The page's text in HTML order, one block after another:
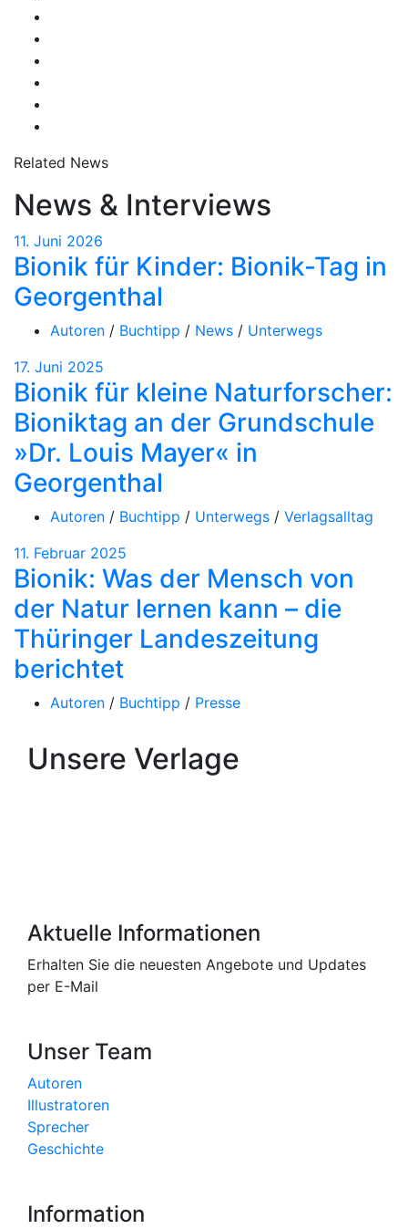
Related News
News & Interviews
11. Juni 2026
Bionik für Kinder: Bionik-Tag in
Georgenthal
Autoren / Buchtipp / News / Unterwegs
17. Juni 2025
Bionik für kleine Naturforscher:
Bioniktag an der Grundschule
»Dr. Louis Mayer« in
Georgenthal
Autoren / Buchtipp / Unterwegs / Verlagsalltag
11. Februar 2025
Bionik: Was der Mensch von
der Natur lernen kann – die
Thüringer Landeszeitung
berichtet
Autoren / Buchtipp / Presse
Unsere Verlage
Aktuelle Informationen
Erhalten Sie die neuesten Angebote und Updates
per E-Mail
Unser Team
Autoren
Illustratoren
Sprecher
Geschichte
Information